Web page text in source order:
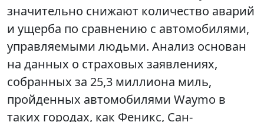
значительно снижают количество аварий
и ущерба по сравнению с автомобилями,
управляемыми людьми. Анализ основан
на данных о страховых заявлениях,
собранных за 25,3 миллиона миль,
пройденных автомобилями Waymo в
таких городах, как Феникс, Сан-